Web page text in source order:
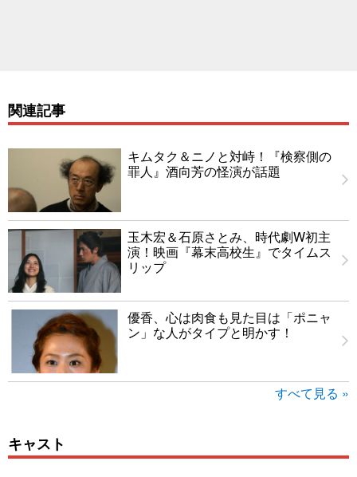
関連記事
キムタク＆ニノと対峙！『検察側の
罪人』酒向芳の怪演が話題
玉木宏＆石原さとみ、時代劇W初主
演！映画『幕末高校生』でタイムス
リップ
優香、心は肉食も見た目は「ポニャ
ン」な人がタイプと明かす！
すべて見る »
キャスト